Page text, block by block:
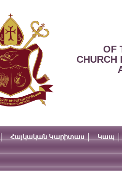
OF
CHURCH
Հայկական Կարիտաս Կապ